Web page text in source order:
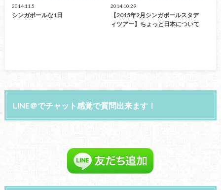
2014.11.5
シンガポールな1日
2014.10.29
【2015年2月シンガポールスタデ
ィツアー】ちょっと日本について
LINE＠でチャット感覚で質問出来ます！